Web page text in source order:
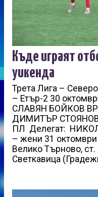
Къде играят
уикенда
Трета Лига –
– Етър-2 30
СЛАВЯН БОЙКОВ ВР
ДИМИТЪР СТОЯНОВ
ПЛ Делегат:
– жени 31 октомври
Велико Търново,
Светкавица